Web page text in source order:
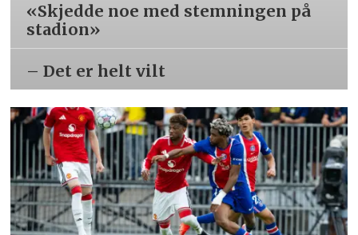
«Skjedde noe med stemningen på
stadion»
– Det er helt vilt